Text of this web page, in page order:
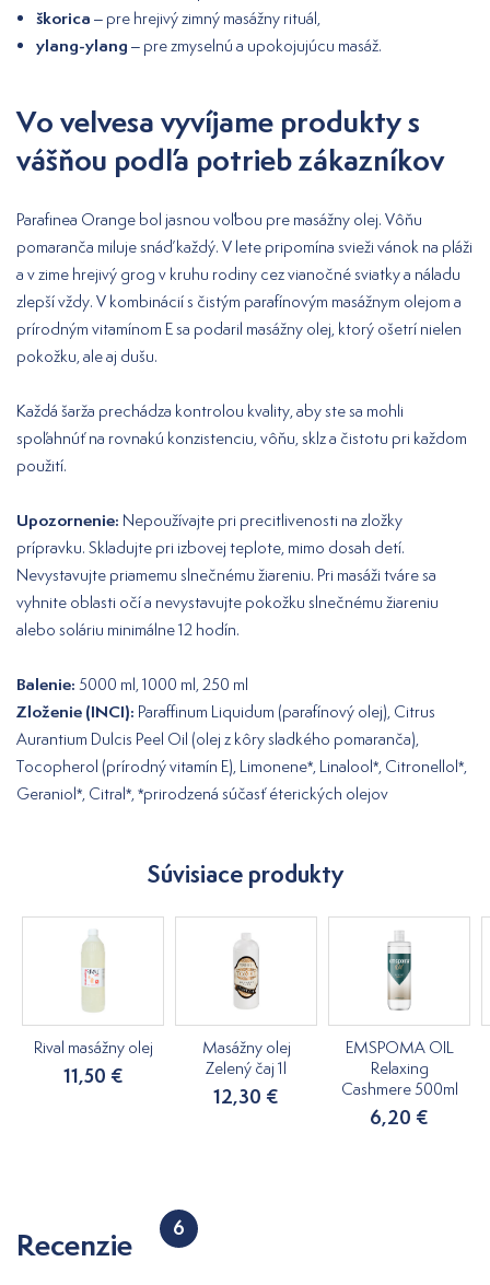
škorica – pre hrejivý zimný masážny rituál,
ylang-ylang – pre zmyselnú a upokojujúcu masáž.
Vo velvesa vyvíjame produkty s
vášňou podľa potrieb zákazníkov
Parafinea Orange bol jasnou voľbou pre masážny olej. Vôňu
pomaranča miluje snáď každý. V lete pripomína svieži vánok na pláži
a v zime hrejivý grog v kruhu rodiny cez vianočné sviatky a náladu
zlepší vždy. V kombinácií s čistým parafínovým masážnym olejom a
prírodným vitamínom E sa podaril masážny olej, ktorý ošetrí nielen
pokožku, ale aj dušu.
Každá šarža prechádza kontrolou kvality, aby ste sa mohli
spoľahnúť na rovnakú konzistenciu, vôňu, sklz a čistotu pri každom
použití.
Upozornenie: Nepoužívajte pri precitlivenosti na zložky
prípravku. Skladujte pri izbovej teplote, mimo dosah detí.
Nevystavujte priamemu slnečnému žiareniu. Pri masáži tváre sa
vyhnite oblasti očí a nevystavujte pokožku slnečnému žiareniu
alebo soláriu minimálne 12 hodín.
Balenie: 5000 ml, 1000 ml, 250 ml
Zloženie (INCI): Paraffinum Liquidum (parafínový olej), Citrus
Aurantium Dulcis Peel Oil (olej z kôry sladkého pomaranča),
Tocopherol (prírodný vitamín E), Limonene*, Linalool*, Citronellol*,
Geraniol*, Citral*, *prirodzená súčasť éterických olejov
Súvisiace produkty
Rival masážny olej
11,50 €
Masážny olej
Zelený čaj 1l
12,30 €
EMSPOMA OIL
Relaxing
Cashmere 500ml
6,20 €
Recenzie 6